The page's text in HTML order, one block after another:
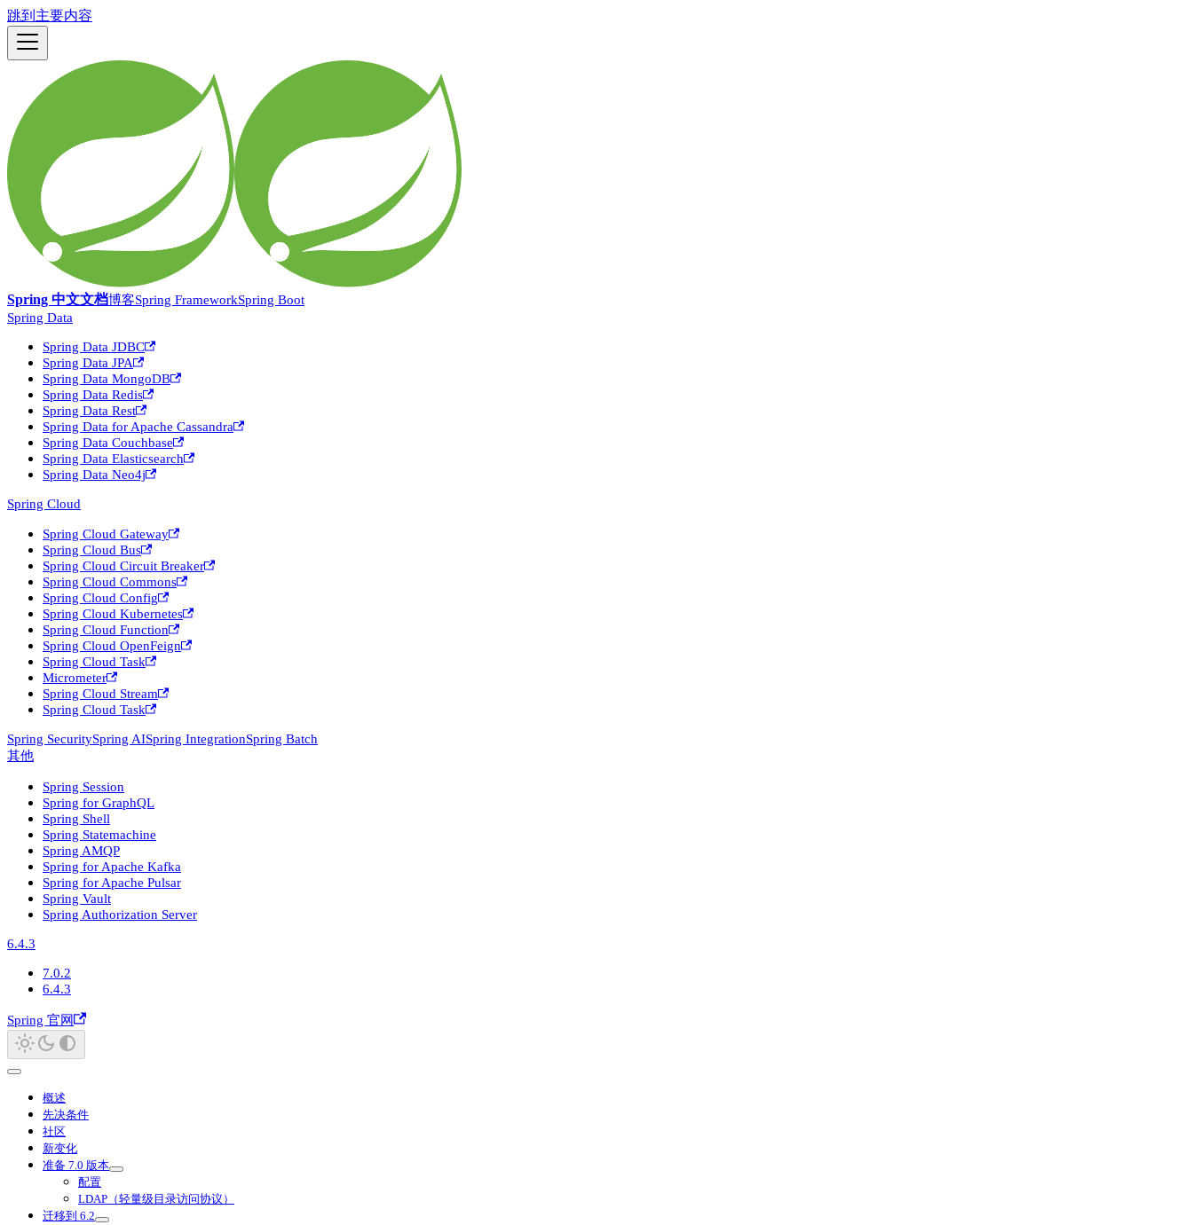
跳到主要内容
Spring 中文文档博客Spring FrameworkSpring Boot
Spring Data
Spring Data JDBC
Spring Data JPA
Spring Data MongoDB
Spring Data Redis
Spring Data Rest
Spring Data for Apache Cassandra
Spring Data Couchbase
Spring Data Elasticsearch
Spring Data Neo4j
Spring Cloud
Spring Cloud Gateway
Spring Cloud Bus
Spring Cloud Circuit Breaker
Spring Cloud Commons
Spring Cloud Config
Spring Cloud Kubernetes
Spring Cloud Function
Spring Cloud OpenFeign
Spring Cloud Task
Micrometer
Spring Cloud Stream
Spring Cloud Task
Spring SecuritySpring AISpring IntegrationSpring Batch
其他
Spring Session
Spring for GraphQL
Spring Shell
Spring Statemachine
Spring AMQP
Spring for Apache Kafka
Spring for Apache Pulsar
Spring Vault
Spring Authorization Server
6.4.3
7.0.2
6.4.3
Spring 官网
概述
先决条件
社区
新变化
准备 7.0 版本
配置
LDAP（轻量级目录访问协议）
迁移到 6.2